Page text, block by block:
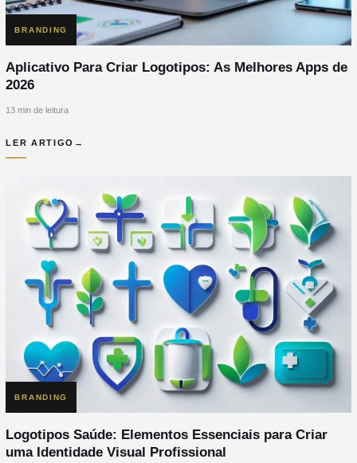
BRANDING
Aplicativo Para Criar Logotipos: As Melhores Apps de
2026
13 min de leitura
LER ARTIGO →
BRANDING
Logotipos Saúde: Elementos Essenciais para Criar
uma Identidade Visual Profissional